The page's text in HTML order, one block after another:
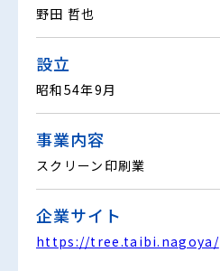
野田 哲也
設立
昭和54年9月
事業内容
スクリーン印刷業
企業サイト
https://tree.taibi.nagoya/